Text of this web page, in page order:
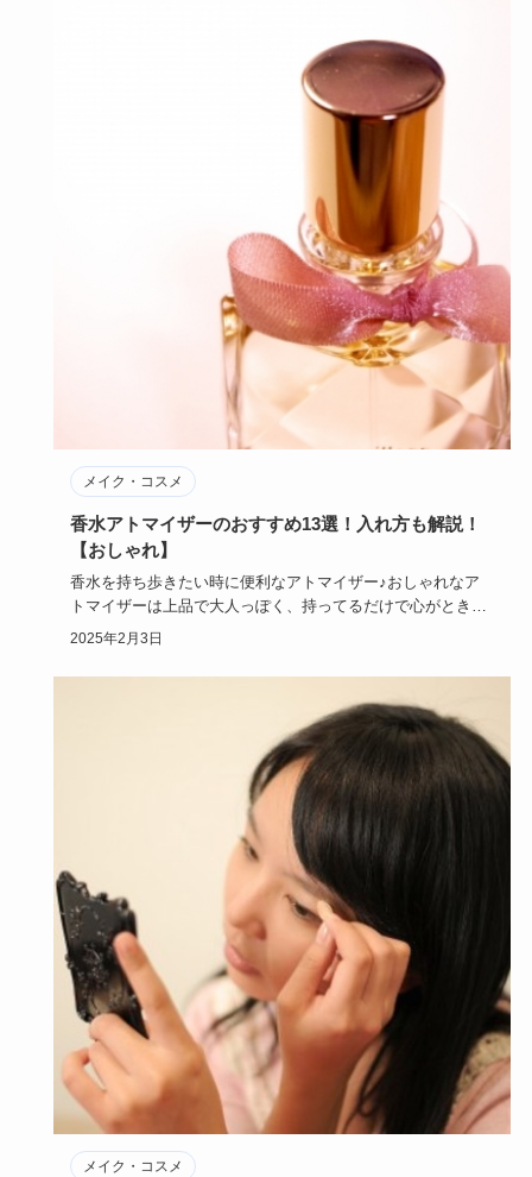
メイク・コスメ
香水アトマイザーのおすすめ13選！入れ方も解説！
【おしゃれ】
香水を持ち歩きたい時に便利なアトマイザー♪おしゃれなア
トマイザーは上品で大人っぽく、持ってるだけで心がときめ
いてきますよね…
2025年2月3日
メイク・コスメ